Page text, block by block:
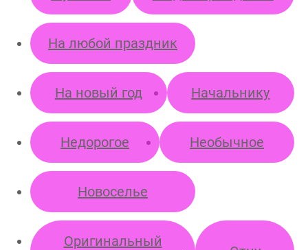
На любой праздник
На новый год Начальнику
Недорогое Необычное
Новоселье
Оригинальный